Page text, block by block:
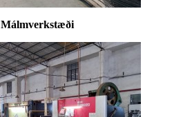
Málmverkstæði